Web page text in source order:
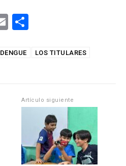
E
ail
m
tir
DENGUE
LOS TITULARES
Artículo siguiente